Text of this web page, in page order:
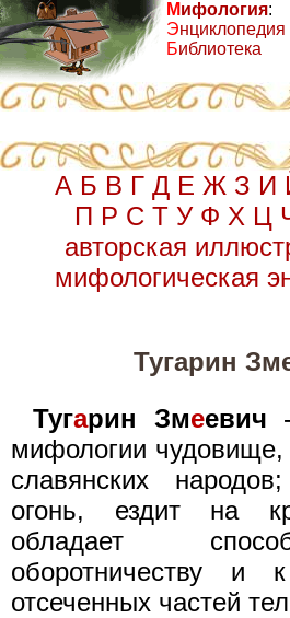
Мифология:
Энциклопедия
Библиотека
А Б В Г Д Е Ж З И
П Р С Т У Ф Х Ц
авторская
мифологическая
Тугарин
Тугарин Змеевич
мифологии
славянских
огонь, ездит на
обладает
оборотничеству и
отсеченных частей